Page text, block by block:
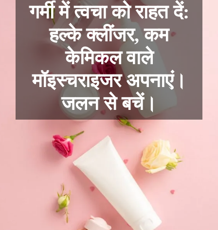
गर्मी में त्वचा को राहत दें:
हल्के क्लींजर, कम
केमिकल वाले
मॉइस्चराइजर अपनाएं।
जलन से बचें।